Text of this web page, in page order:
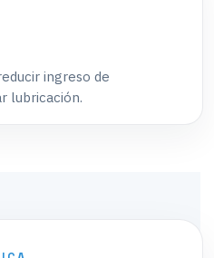
ingreso de
lubricación.